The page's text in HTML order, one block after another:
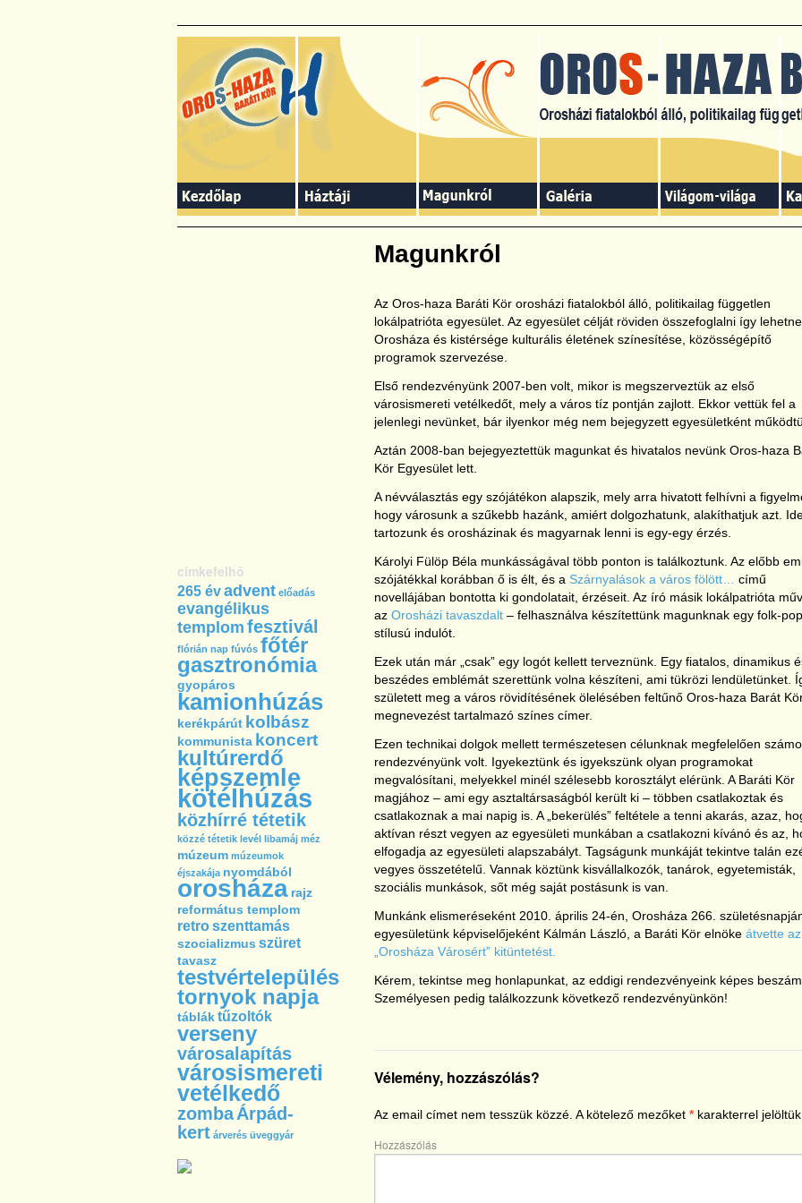
címkefelhő
265 évadvent előadás
evangélikus
templom fesztivál
flórián nap fúvós főtér
gasztronómia
gyopáros
kamionhúzás
kerékpárút kolbász
kommunista koncert
kultúrerdő
képszemle
kötélhúzás
közhírré tétetik
közzé tétetik levél libamáj méz
múzeum múzeumok
éjszakája nyomdából
orosháza rajz
református templom
retroszenttamás
szocializmus szüret
tavasz
testvértelepülés
tornyok napja
tábláktűzoltók
verseny
városalapítás
városismereti
vetélkedő
zombaÁrpád-
kert árverés üveggyár
Magunkról
Az Oros-haza Baráti Kör orosházi fiatalokból álló, politikailag független
lokálpatrióta egyesület. Az egyesület célját röviden összefoglalni így
Orosháza és kistérsége kulturális életének színesítése, közösségépítő
programok szervezése.
Első rendezvényünk 2007-ben volt, mikor is megszerveztük az első
városismereti vetélkedőt, mely a város tíz pontján zajlott. Ekkor vettük fel a
jelenlegi nevünket, bár ilyenkor még nem bejegyzett egyesületként
Aztán 2008-ban bejegyeztettük magunkat és hivatalos nevünk Oros-haza
Kör Egyesület lett.
A névválasztás egy szójátékon alapszik, mely arra hivatott felhívni a
hogy városunk a szűkebb hazánk, amiért dolgozhatunk, alakíthatjuk azt.
tartozunk és orosházinak és magyarnak lenni is egy-egy érzés.
Károlyi Fülöp Béla munkásságával több ponton is találkoztunk. Az előbb
szójátékkal korábban ő is élt, és a Szárnyalások a város fölött…
című
novellájában bontotta ki gondolatait, érzéseit. Az író másik lokálpatrióta
az Orosházi tavaszdalt – felhasználva készítettünk magunknak egy folk-pop
stílusú indulót.
Ezek után már „csak” egy logót kellett terveznünk. Egy fiatalos, dinamikus
beszédes emblémát szerettünk volna készíteni, ami tükrözi lendületünket.
született meg a város rövidítésének ölelésében feltűnő Oros-haza Barát
megnevezést tartalmazó színes címer.
Ezen technikai dolgok mellett természetesen célunknak megfelelően
rendezvényünk volt. Igyekeztünk és igyekszünk olyan programokat
megvalósítani, melyekkel minél szélesebb korosztályt elérünk. A Baráti Kör
magjához – ami egy asztaltársaságból került ki – többen csatlakoztak és
csatlakoznak a mai napig is. A „bekerülés” feltétele a tenni akarás, azaz,
aktívan részt vegyen az egyesületi munkában a csatlakozni kívánó és az,
elfogadja az egyesületi alapszabályt. Tagságunk munkáját tekintve talán
vegyes összetételű. Vannak köztünk kisvállalkozók, tanárok, egyetemisták,
szociális munkások, sőt még saját postásunk is van.
Munkánk elismeréseként 2010. április 24-én, Orosháza 266.
egyesületünk képviselőjeként Kálmán László, a Baráti Kör elnöke átvette az
„Orosháza Városért” kitüntetést.
Kérem, tekintse meg honlapunkat, az eddigi rendezvényeink képes
Személyesen pedig találkozzunk következő rendezvényünkön!
Vélemény, hozzászólás?
Az email címet nem tesszük közzé. A kötelező mezőket *karakterrel jelöltük
Hozzászólás